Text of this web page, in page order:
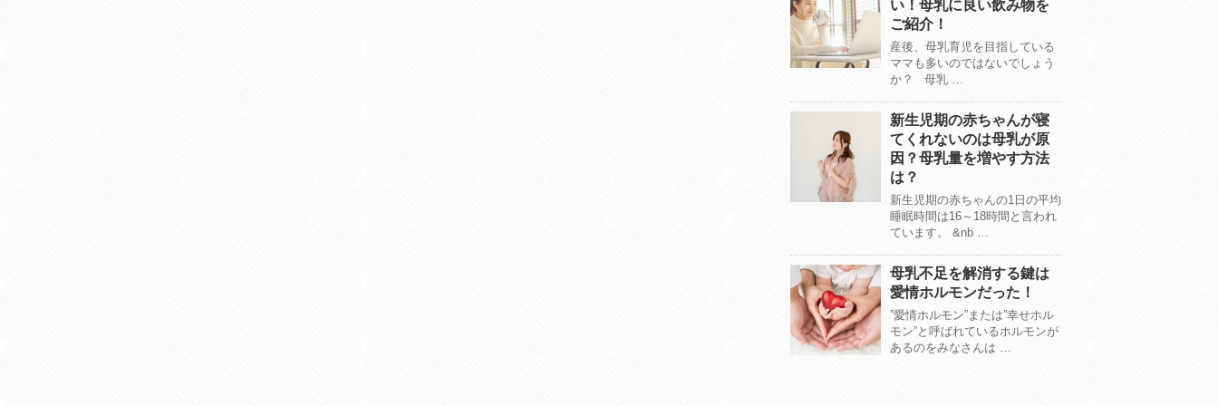
い！母乳に良い飲み物を
ご紹介！
産後、母乳育児を目指している
ママも多いのではないでしょう
か？ 母乳 …
新生児期の赤ちゃんが寝
てくれないのは母乳が原
因？母乳量を増やす方法
は？
新生児期の赤ちゃんの1日の平均
睡眠時間は16～18時間と言われ
ています。 &nb …
母乳不足を解消する鍵は
愛情ホルモンだった！
”愛情ホルモン”または”幸せホル
モン”と呼ばれているホルモンが
あるのをみなさんは …